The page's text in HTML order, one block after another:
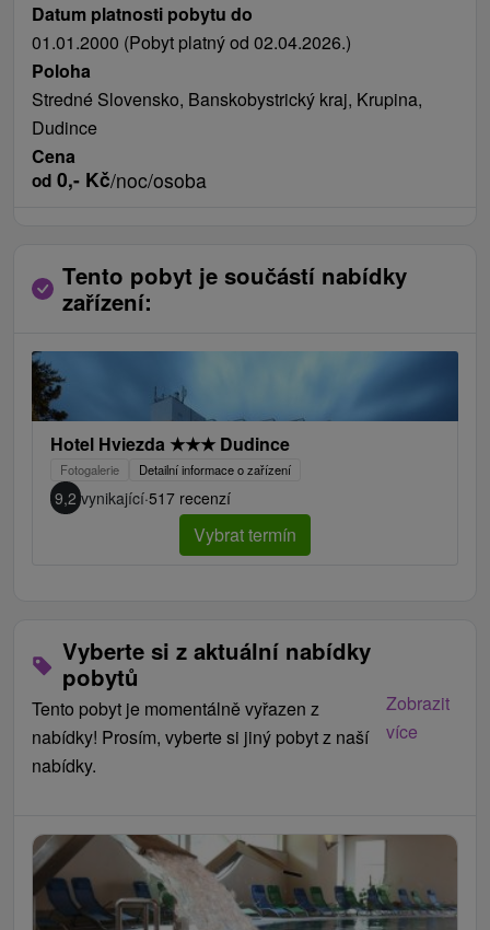
Datum platnosti pobytu do
01.01.2000 (Pobyt platný od 02.04.2026.)
Poloha
Stredné Slovensko, Banskobystrický kraj, Krupina,
Dudince
Cena
od 0,- Kč/noc/osoba
Tento pobyt je součástí nabídky
zařízení:
Hotel Hviezda ★★★ Dudince
Fotogalerie Detailní informace o zařízení
9,2 vynikající·517 recenzí
Vybrat termín
Vyberte si z aktuální nabídky
pobytů
Tento pobyt je momentálně vyřazen z
nabídky! Prosím, vyberte si jiný pobyt z naší
nabídky.
Zobrazit
více